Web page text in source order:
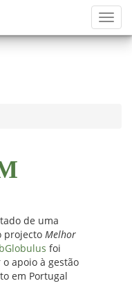
de uma
projecto Melhor
foi
apoio à gestão
em Portugal